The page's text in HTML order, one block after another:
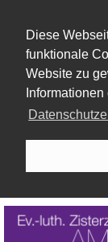
Diese
funktionale
Website zu